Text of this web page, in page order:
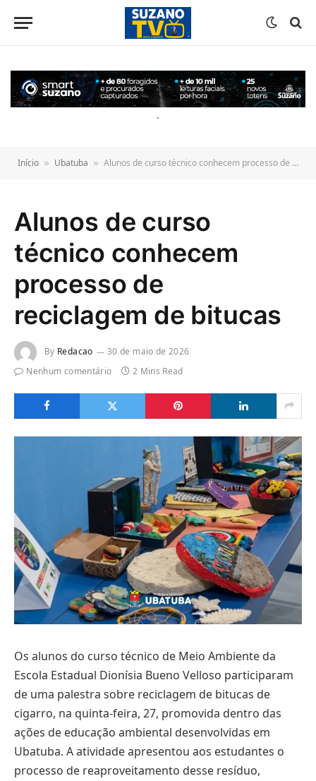
conteúdo
.
Início » Ubatuba » Alunos de curso técnico conhecem processo de reciclagem de bitucas
Alunos de curso
técnico conhecem
processo de
reciclagem de bitucas
By Redacao
30 de maio de 2026
Nenhum comentário
2 Mins Read
Os alunos do curso técnico de Meio Ambiente da
Escola Estadual Dionísia Bueno Velloso participaram
de uma palestra sobre reciclagem de bitucas de
cigarro, na quinta-feira, 27, promovida dentro das
ações de educação ambiental desenvolvidas em
Ubatuba. A atividade apresentou aos estudantes o
processo de reaproveitamento desse resíduo,